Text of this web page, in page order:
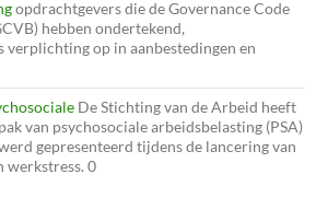
opdrachtgevers die de Governance Code
hebben ondertekend,
verplichting op in aanbestedingen en
De Stichting van de Arbeid heeft
van psychosociale arbeidsbelasting (PSA)
gepresenteerd tijdens de lancering van
werkstress. 0